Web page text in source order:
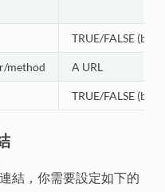
TRUE/FALSE
method A URL
TRUE/FALSE
結，你需要設定如下的